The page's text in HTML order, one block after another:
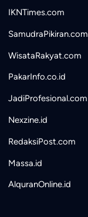
IKNTimes.com
SamudraPikiran.com
WisataRakyat.com
PakarInfo.co.id
JadiProfesional.com
Nexzine.id
RedaksiPost.com
Massa.id
AlquranOnline.id